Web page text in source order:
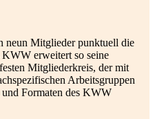
neun Mitglieder punktuell die
erweitert so seine
Mitgliederkreis, der mit
Arbeitsgruppen
Formaten des KWW